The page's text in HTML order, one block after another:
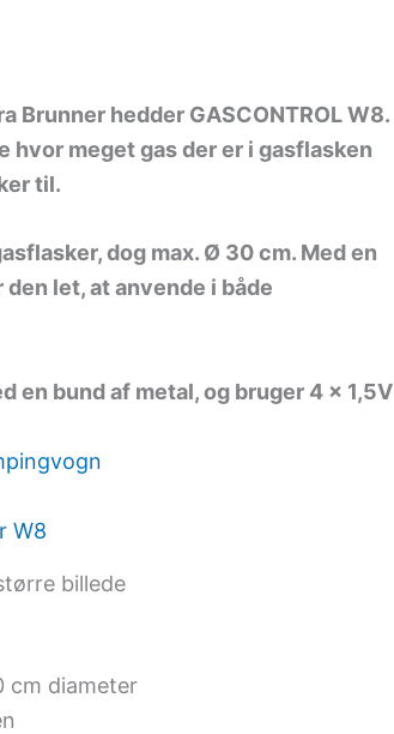
Brunner hedder GASCONTROL W8.
meget gas der er i gasflasken
til.
dog max. Ø 30 cm. Med en
let, at anvende i både
en bund af metal, og bruger 4 x 1,5V
billede
cm diameter